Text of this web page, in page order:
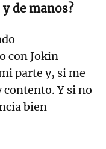
de manos?
con Jokin
parte y, si me
Y si no
bien